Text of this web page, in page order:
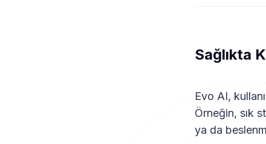
Sağlıkta
Evo AI,
Örneğin, sık
ya da